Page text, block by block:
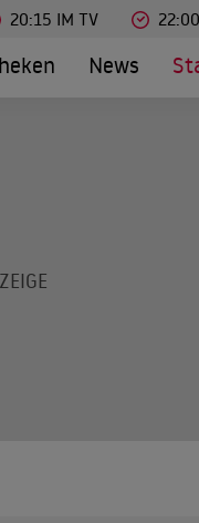
20:15 IM TV
News